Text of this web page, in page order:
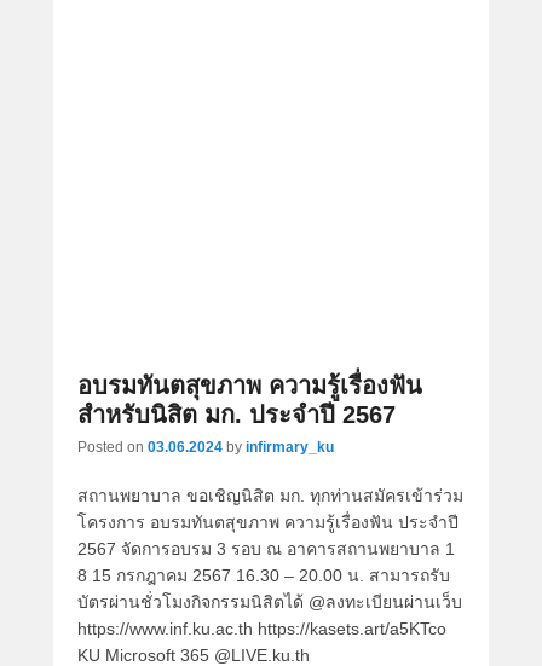
อบรมทันตสุขภาพ ความรู้เรื่องฟัน
สำหรับนิสิต มก. ประจำปี 2567
Posted on 03.06.2024 by infirmary_ku
สถานพยาบาล ขอเชิญนิสิต มก. ทุกท่านสมัครเข้าร่วม
โครงการ อบรมทันตสุขภาพ ความรู้เรื่องฟัน ประจำปี
2567 จัดการอบรม 3 รอบ ณ อาคารสถานพยาบาล 1
8 15 กรกฎาคม 2567 16.30 – 20.00 น. สามารถรับ
บัตรผ่านชั่วโมงกิจกรรมนิสิตได้ @ลงทะเบียนผ่านเว็บ
https://www.inf.ku.ac.th https://kasets.art/a5KTco
KU Microsoft 365 @LIVE.ku.th